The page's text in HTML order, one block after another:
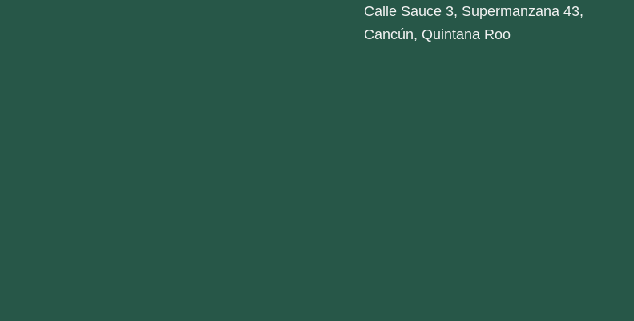
Calle Sauce 3, Supermanzana 43,
Cancún, Quintana Roo